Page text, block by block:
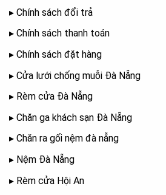
▸ Chính sách đổi trả
▸ Chính sách thanh toán
▸ Chính sách đặt hàng
▸ Cửa lưới chống muỗi Đà Nẵng
▸ Rèm cửa Đà Nẵng
▸ Chăn ga khách sạn Đà Nẵng
▸ Chăn ra gối nệm đà nẵng
▸ Nệm Đà Nẵng
▸ Rèm cửa Hội An